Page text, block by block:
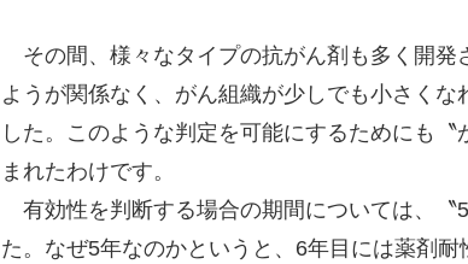
その間、様々なタイプの抗がん剤も多く開発
ようが関係なく、がん組織が少しでも小さく
した。このような判定を可能にするためにも
まれたわけです。
有効性を判断する場合の期間については、〝
た。なぜ5年なのかというと、6年目には薬剤